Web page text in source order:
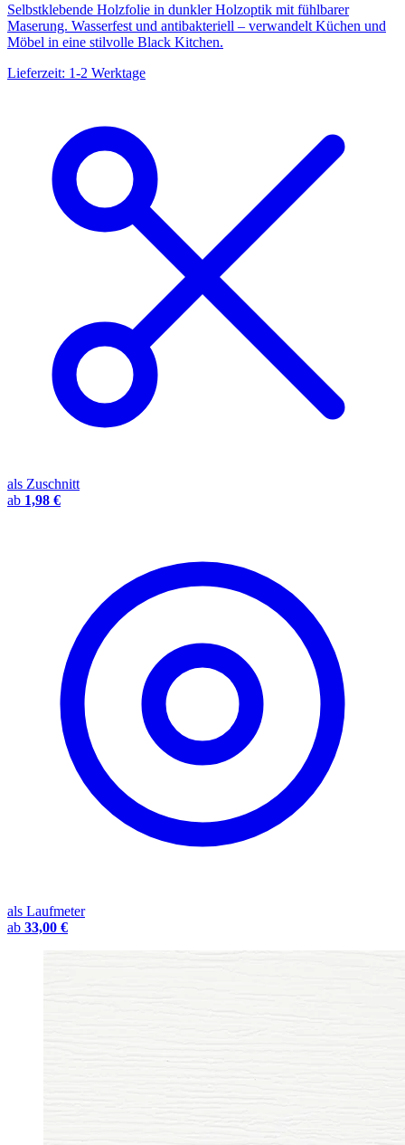
Selbstklebende Holzfolie in dunkler Holzoptik mit fühlbarer
Maserung. Wasserfest und antibakteriell – verwandelt Küchen und
Möbel in eine stilvolle Black Kitchen.
Lieferzeit: 1-2 Werktage
als Zuschnitt
ab 1,98 €
als Laufmeter
ab 33,00 €